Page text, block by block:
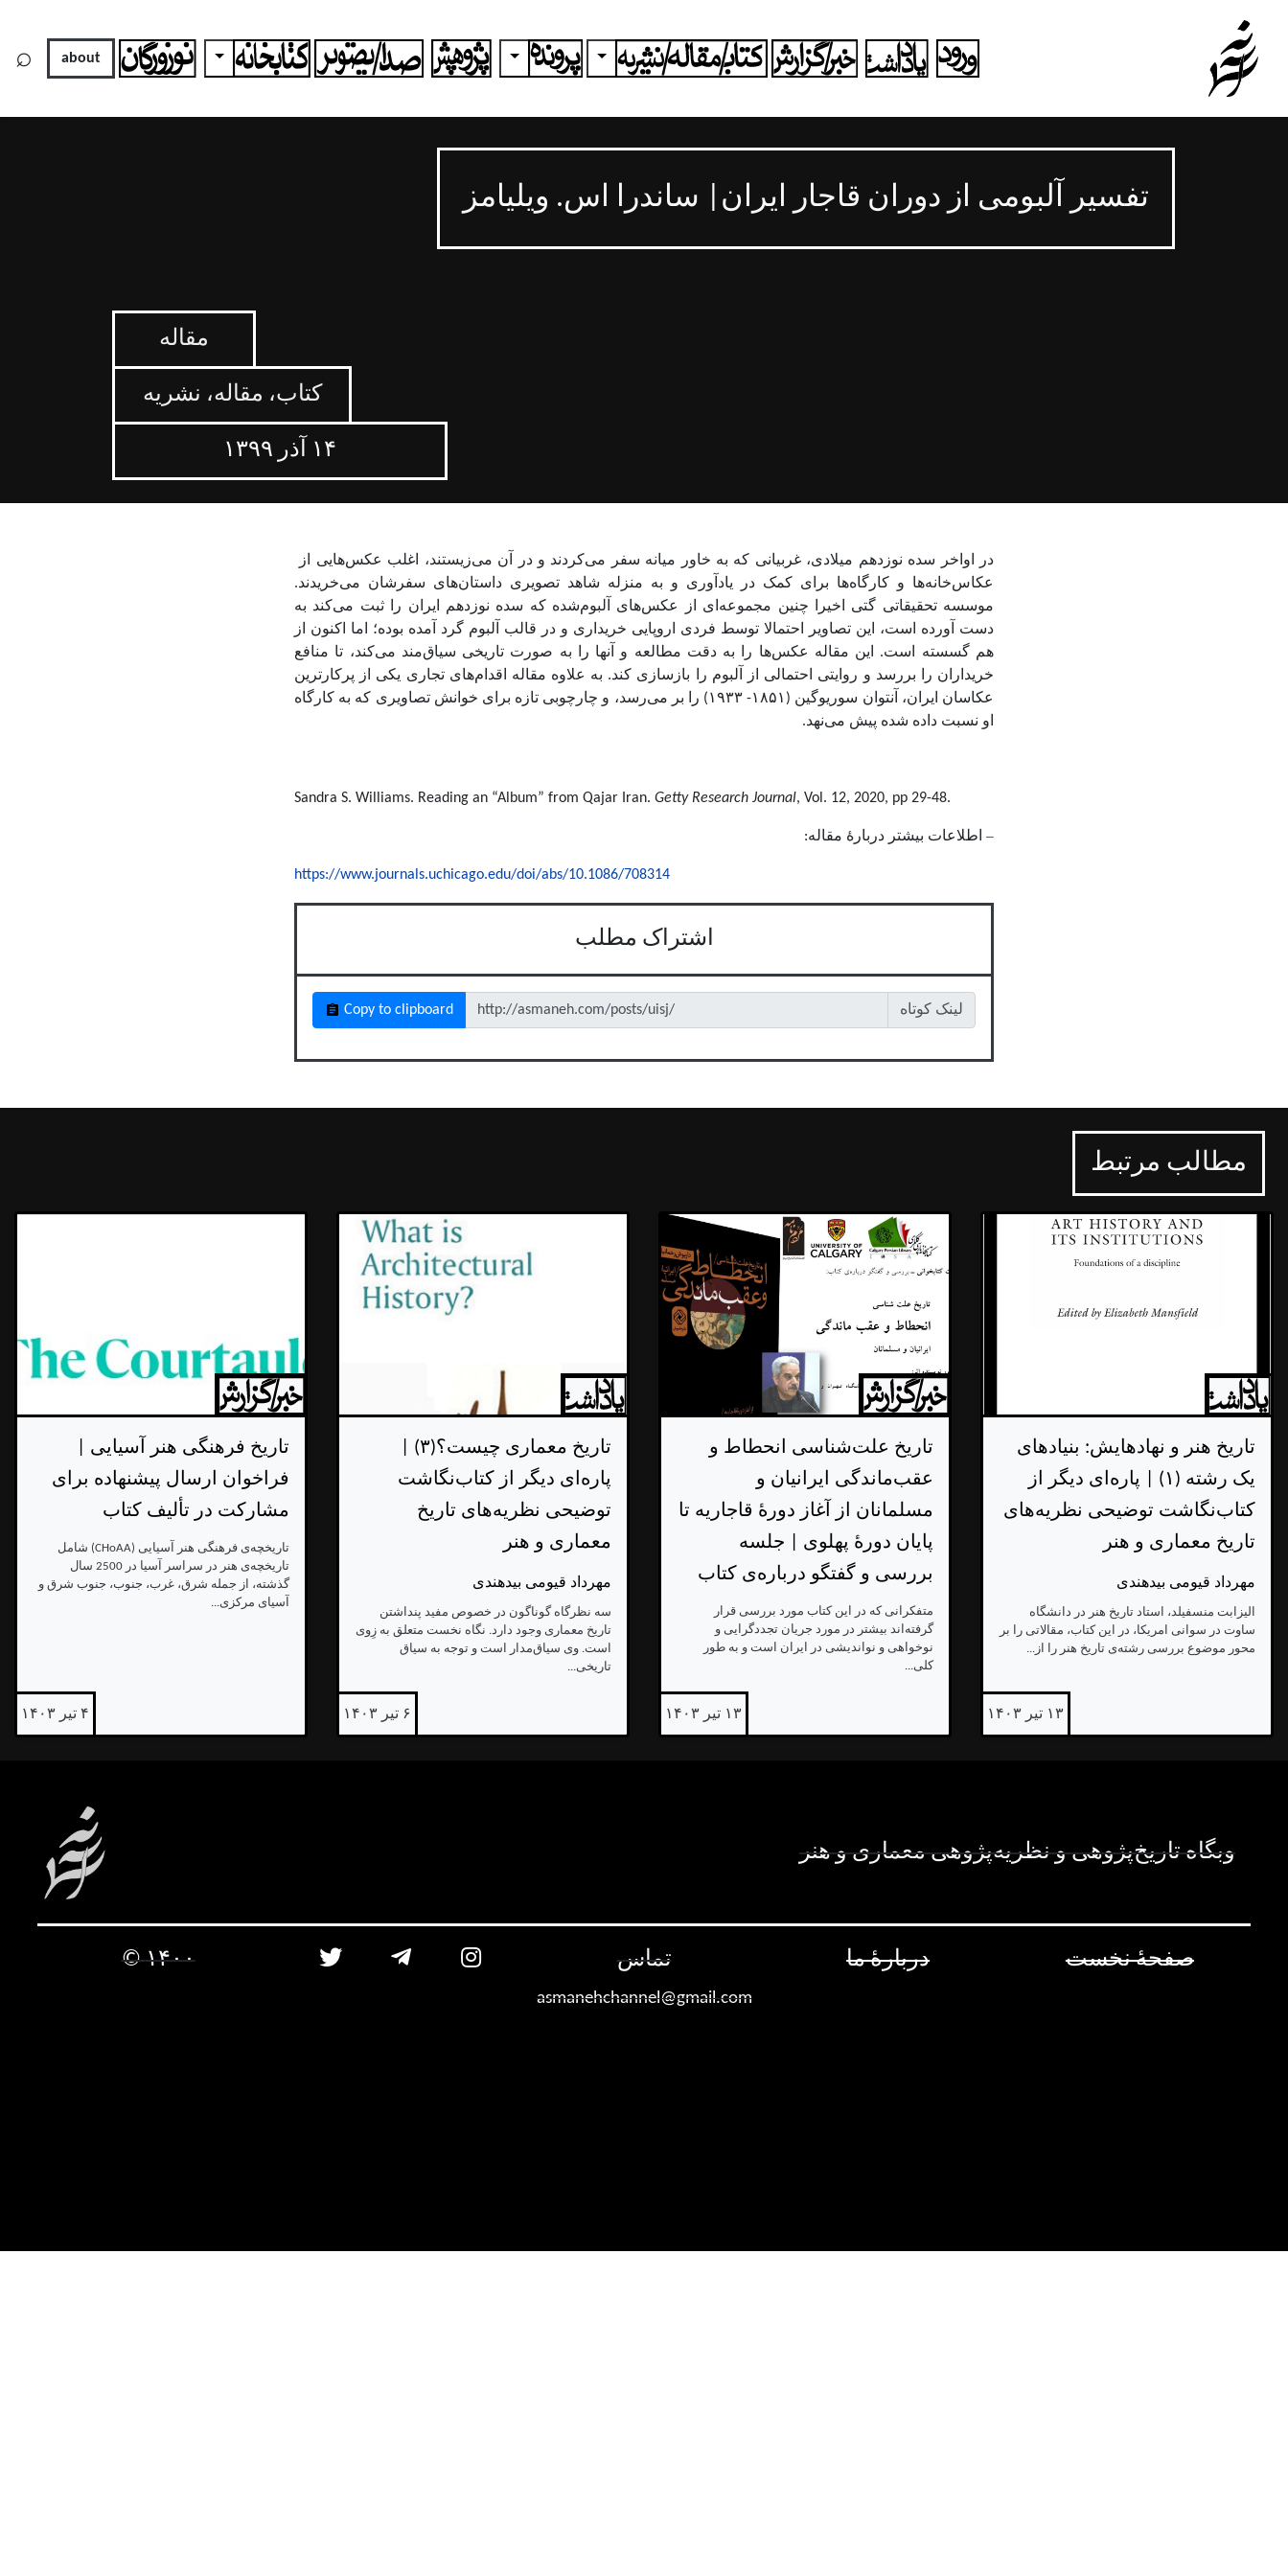
×
Toggle Dropdown
Toggle Dropdown
Toggle Dropdown
about
⌕
تفسیر آلبومی از دوران قاجار ایران| ساندرا اس. ویلیامز
مقاله
کتاب، مقاله، نشریه
۱۴ آذر ۱۳۹۹
در اواخر سده نوزدهم میلادی، غربیانی که به خاور میانه سفر می‌کردند و در آن می‌زیستند، اغلب عکس‌هایی از
عکاس‌خانه‌ها و کارگاه‌ها برای کمک در یادآوری و به منزله شاهد تصویری داستان‌های سفرشان می‌خریدند.
موسسه تحقیقاتی گتی اخیرا چنین مجموعه‌ای از عکس‌های آلبوم‌شده که سده نوزدهم ایران را ثبت می‌کند به
دست آورده است، این تصاویر احتمالا توسط فردی اروپایی خریداری و در قالب آلبوم گرد آمده بوده؛ اما اکنون از
هم گسسته است. این مقاله عکس‌ها را به دقت مطالعه و آنها را به صورت تاریخی سیاق‌مند می‌کند، تا منافع
خریداران را بررسد و روایتی احتمالی از آلبوم را بازسازی کند. به علاوه مقاله اقدام‌های تجاری یکی از پرکارترین
عکاسان ایران، آنتوان سوریوگین (۱۸۵۱- ۱۹۳۳) را بر می‌رسد، و چارچوبی تازه برای خوانش تصاویری که به کارگاه
او نسبت داده شده پیش می‌نهد.
Sandra S. Williams. Reading an “Album” from Qajar Iran. Getty Research Journal, Vol. 12, 2020, pp 29-48.
– اطلاعات بیشتر دربارۀ مقاله:
https://www.journals.uchicago.edu/doi/abs/10.1086/708314
اشتراک مطلب
لینک کوتاه Copy to clipboard
مطالب مرتبط
تاریخ هنر و نهادهایش: بنیادهای
یک رشته (۱) | پاره‌ای دیگر از
کتاب‌نگاشت توضیحی نظریه‌های
تاریخ معماری و هنر
مهرداد قیومی بیدهندی
الیزابت منسفیلد، استاد تاریخ هنر در دانشگاه
ساوت در سوانی امریکا، در این کتاب، مقالاتی را بر
محور موضوع بررسی رشته‌ی تاریخ هنر را از...
۱۳ تیر ۱۴۰۳
تاریخ علت‌شناسی انحطاط و
عقب‌ماندگی ایرانیان و
مسلمانان از آغاز دورۀ قاجاریه تا
پایان دورۀ پهلوی | جلسه
بررسی و گفتگو درباره‌ی کتاب
متفکرانی که در این کتاب مورد بررسی قرار
گرفته‌اند بیشتر در مورد جریان تجددگرایی و
نوخواهی و نواندیشی در ایران است و به طور
کلی...
۱۳ تیر ۱۴۰۳
تاریخ معماری چیست؟(۳) |
پاره‌ای دیگر از کتاب‌نگاشت
توضیحی نظریه‌های تاریخ
معماری و هنر
مهرداد قیومی بیدهندی
سه نظرگاه گوناگون در خصوص مفید پنداشتن
تاریخ معماری وجود دارد. نگاه نخست متعلق به زِوی
است. وی سیاق‌مدار است و توجه به سیاق
تاریخی...
۶ تیر ۱۴۰۳
تاریخ فرهنگی هنر آسیایی |
فراخوان ارسال پیشنهاده برای
مشارکت در تألیف کتاب
تاریخچه‌ی فرهنگی هنر آسیایی (CHoAA) شامل
تاریخچه‌ی هنر در سراسر آسیا در 2500 سال
گذشته، از جمله شرق، غرب، جنوب، جنوب شرق و
آسیای مرکزی...
۴ تیر ۱۴۰۳
وبگاه تاریخ‌پژوهی و نظریه‌پژوهی معماری و هنر
صفحۀ نخست دربارۀ ما تماس
asmanehchannel@gmail.com
۱۴۰۰ ©